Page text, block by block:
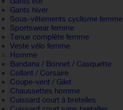
Gants hiver
Sous-vêtements cyclisme femme
Sportswear femme
Tenue complète femme
Veste vélo femme
Homme
Bandana / Bonnet / Casquette
Collant / Corsaire
Coupe-vent / Gilet
Chaussettes homme
Cuissard court à bretelles